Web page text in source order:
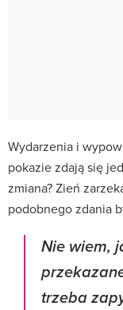
Wydarzenia i
pokazie zdają się
zmiana? Zień
podobnego zdania
Nie wiem,
trzeba